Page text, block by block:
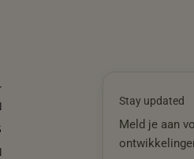
Stay updated
Meld je aan